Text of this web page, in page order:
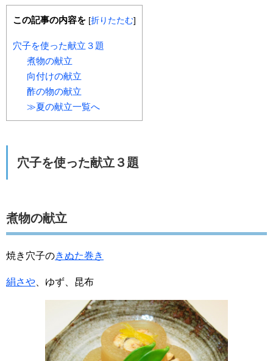
この記事の内容を [折りたたむ]
穴子を使った献立３題
煮物の献立
向付けの献立
酢の物の献立
≫夏の献立一覧へ
穴子を使った献立３題
煮物の献立
焼き穴子のきぬた巻き
絹さや 、ゆず、昆布